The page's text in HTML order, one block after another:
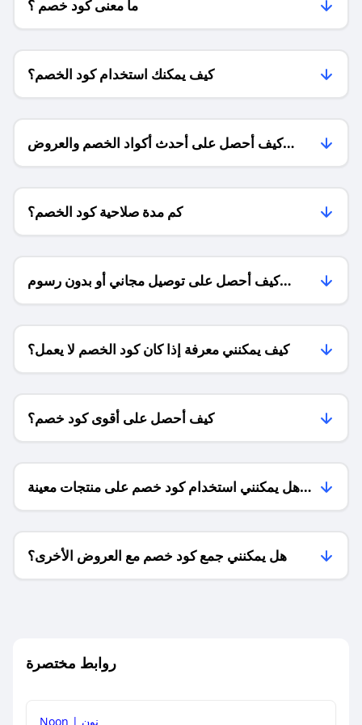
ما معنى كود خصم ؟
كيف يمكنك استخدام كود الخصم؟
كيف أحصل على أحدث أكواد الخصم والعروض
للمتاجر؟
كم مدة صلاحية كود الخصم؟
كيف أحصل على توصيل مجاني أو بدون رسوم
الشحن ؟
كيف يمكنني معرفة إذا كان كود الخصم لا يعمل؟
كيف أحصل على أقوى كود خصم؟
هل يمكنني استخدام كود خصم على منتجات معينة
فقط؟
هل يمكنني جمع كود خصم مع العروض الأخرى؟
روابط مختصرة
Noon | نون